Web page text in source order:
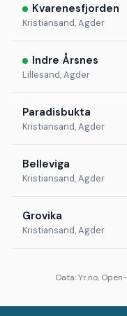
Kvarenesfjorden
Kristiansand, Agder
Indre Årsnes
Lillesand, Agder
Paradisbukta
Kristiansand, Agder
Belleviga
Kristiansand, Agder
Grovika
Kristiansand, Agder
Data: Yr.no,